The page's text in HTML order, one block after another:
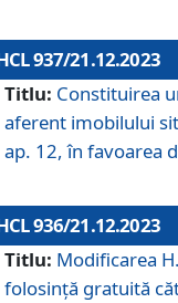
937/21.12.2023
Titlu: Constituirea
aferent imobilului
ap. 12, în favoarea
936/21.12.2023
Titlu: Modificarea
folosinţă gratuită